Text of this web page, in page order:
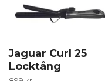
Jaguar Curl 25
Locktång